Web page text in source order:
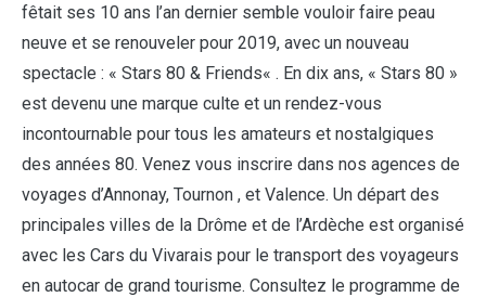
fêtait ses 10 ans l’an dernier semble vouloir faire peau
neuve et se renouveler pour 2019, avec un nouveau
spectacle : « Stars 80 & Friends« . En dix ans, « Stars 80 »
est devenu une marque culte et un rendez-vous
incontournable pour tous les amateurs et nostalgiques
des années 80. Venez vous inscrire dans nos agences de
voyages d’Annonay, Tournon , et Valence. Un départ des
principales villes de la Drôme et de l’Ardèche est organisé
avec les Cars du Vivarais pour le transport des voyageurs
en autocar de grand tourisme. Consultez le programme de